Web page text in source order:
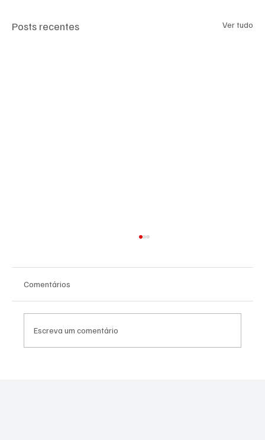
Posts recentes Ver tudo
Comentários
Escreva um comentário